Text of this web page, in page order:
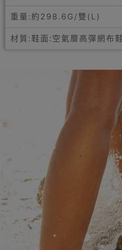
重量:約298.6G/雙(L)
材質:鞋面:空氣層高彈網布